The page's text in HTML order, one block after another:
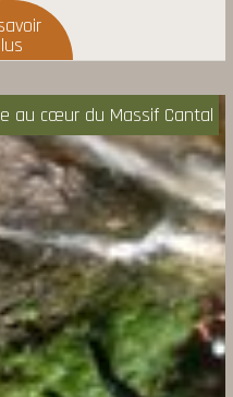
au cœur du Massif Cantal